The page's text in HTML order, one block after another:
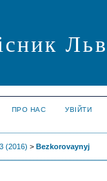
ПРО НАС УВІЙТИ
(2016) >Bezkorovaynyj